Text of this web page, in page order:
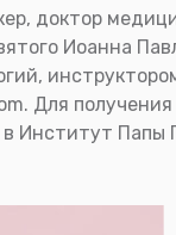
доктор
Иоанна
Для
Институт Папы